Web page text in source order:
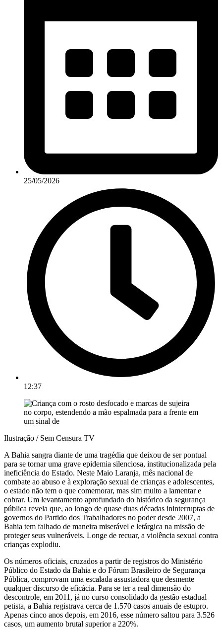
25/05/2026
12:37
Ilustração / Sem Censura TV
A Bahia sangra diante de uma tragédia que deixou de ser pontual
para se tornar uma grave epidemia silenciosa, institucionalizada pela
ineficiência do Estado. Neste Maio Laranja, mês nacional de
combate ao abuso e à exploração sexual de crianças e adolescentes,
o estado não tem o que comemorar, mas sim muito a lamentar e
cobrar. Um levantamento aprofundado do histórico da segurança
pública revela que, ao longo de quase duas décadas ininterruptas de
governos do Partido dos Trabalhadores no poder desde 2007, a
Bahia tem falhado de maneira miserável e letárgica na missão de
proteger seus vulneráveis. Longe de recuar, a violência sexual contra
crianças explodiu.
Os números oficiais, cruzados a partir de registros do Ministério
Público do Estado da Bahia e do Fórum Brasileiro de Segurança
Pública, comprovam uma escalada assustadora que desmente
qualquer discurso de eficácia. Para se ter a real dimensão do
descontrole, em 2011, já no curso consolidado da gestão estadual
petista, a Bahia registrava cerca de 1.570 casos anuais de estupro.
Apenas cinco anos depois, em 2016, esse número saltou para 3.526
casos, um aumento brutal superior a 220%.